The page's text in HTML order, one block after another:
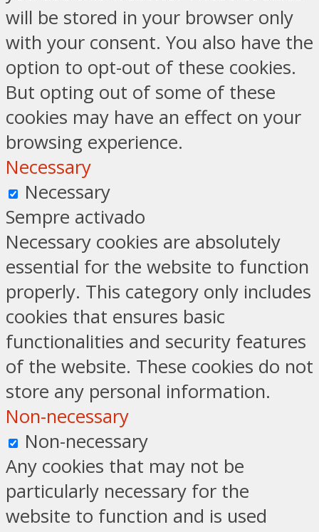
will be stored in your browser only
with your consent. You also have the
option to opt-out of these cookies.
But opting out of some of these
cookies may have an effect on your
browsing experience.
Necessary
Necessary
Sempre activado
Necessary cookies are absolutely
essential for the website to function
properly. This category only includes
cookies that ensures basic
functionalities and security features
of the website. These cookies do not
store any personal information.
Non-necessary
Non-necessary
Any cookies that may not be
particularly necessary for the
website to function and is used